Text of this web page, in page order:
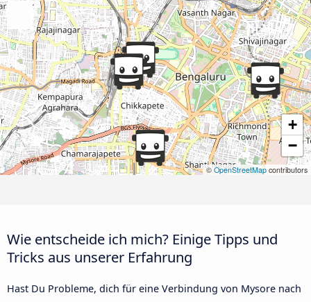
+
−
©OpenStreetMap contributors
Wie entscheide ich mich? Einige Tipps und
Tricks aus unserer Erfahrung
Hast Du Probleme, dich für eine Verbindung von Mysore nach